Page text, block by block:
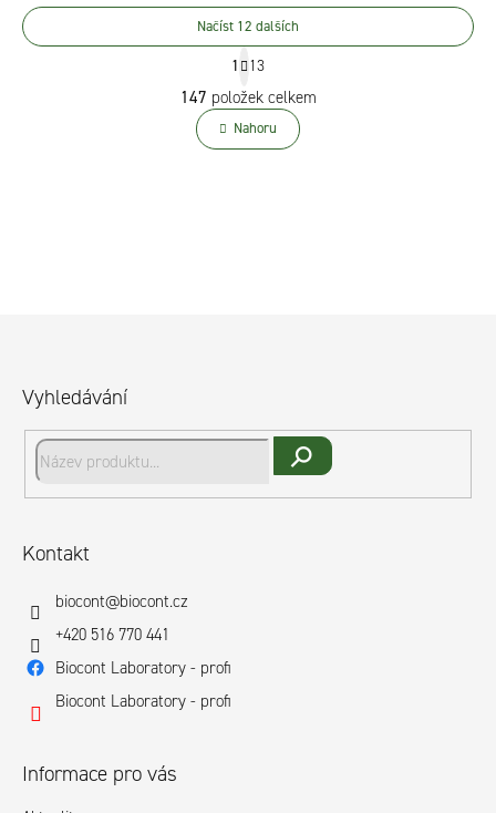
O
v
l
y
ý
Načíst 12 dalších
S
r
á
n
1 13
147 položek celkem
Nahoru
Vyhledávání
Kontakt
biocont@biocont.cz
+420 516 770 441
Biocont Laboratory - profi
Biocont Laboratory - profi
Informace pro vás